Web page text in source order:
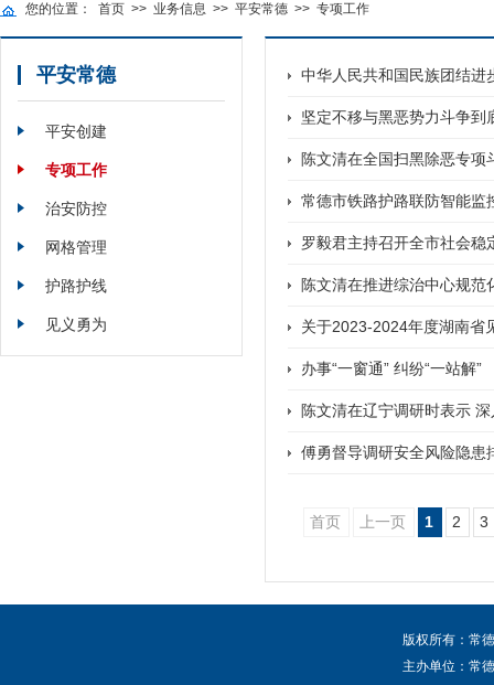
您的位置： 首页 >> 业务信息 >> 平安常德 >> 专项工作
平安常德
平安创建
专项工作
治安防控
网格管理
护路护线
见义勇为
中华人民共和国民族团结进
坚定不移与黑恶势力斗争
陈文清在全国扫黑除恶专
常德市铁路护路联防智能监
罗毅君主持召开全市社会稳
陈文清在推进综治中心规
关于2023-2024年度湖南省
办事“一窗通” 纠纷“一站解”
陈文清在辽宁调研时表示
傅勇督导调研安全风险隐患
首页 上一页 1 2 3
版权所有：常
主办单位：常